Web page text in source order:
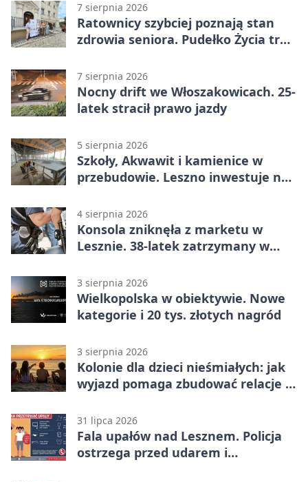
7 sierpnia 2026
Ratownicy szybciej poznają stan
zdrowia seniora. Pudełko Życia trafi
7 sierpnia 2026
Nocny drift we Włoszakowicach. 25-
latek stracił prawo jazdy
5 sierpnia 2026
Szkoły, Akwawit i kamienice w
przebudowie. Leszno inwestuje na
4 sierpnia 2026
Konsola zniknęła z marketu w
Lesznie. 38-latek zatrzymany w
3 sierpnia 2026
Wielkopolska w obiektywie. Nowe
kategorie i 20 tys. złotych nagród
3 sierpnia 2026
Kolonie dla dzieci nieśmiałych: jak
wyjazd pomaga zbudować relacje z
31 lipca 2026
Fala upałów nad Lesznem. Policja
ostrzega przed udarem i